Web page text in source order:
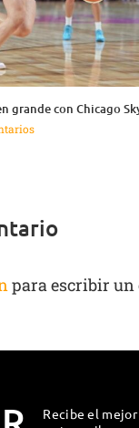
grande con Chicago
para escribir un
Recibe el